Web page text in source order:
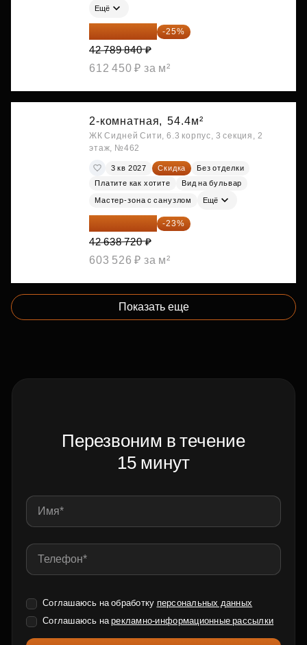
Ещё
32 092 380 ₽ -25%
42 789 840 ₽
612 450 ₽ за м²
2-комнатная, 54.4м²
ЖК Сидней Сити, 6.3 корпус, 3 секция, 2
этаж, №462
3 кв 2027 Скидка
Без отделки
Платите как хотите
Вид на бульвар
Мастер-зона с санузлом Ещё
32 831 814 ₽ -23%
42 638 720 ₽
603 526 ₽ за м²
Показать еще
Перезвоним в течение
15 минут
Соглашаюсь на обработку персональных данных
Соглашаюсь нарекламно-информационные рассылки